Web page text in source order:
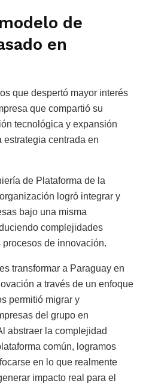
de
en
que despertó mayor interés
que compartió su
tecnológica y expansión
estrategia centrada en
de Plataforma de la
logró integrar y
bajo una misma
complejidades
de innovación.
transformar a Paraguay en
a través de un enfoque
permitió migrar y
del grupo en
abstraer la complejidad
común, logramos
en lo que realmente
impacto real para el